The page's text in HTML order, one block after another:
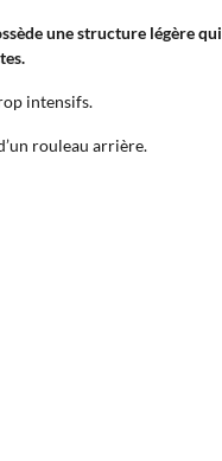
une structure légère qui
intensifs.
rouleau arrière.